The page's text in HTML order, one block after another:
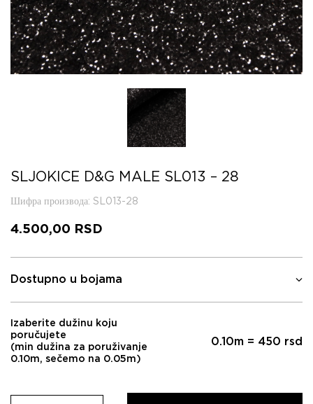
SLJOKICE D&G MALE SL013 – 28
Шифра производа: SL013-28
4.500,00 RSD
Dostupno u bojama
Izaberite dužinu koju
poručujete
(min dužina za poruživanje
0.10m, sečemo na 0.05m)
0.10m = 450 rsd